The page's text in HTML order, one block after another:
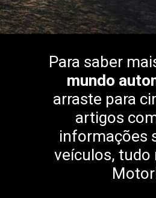
Para saber
mundo
arraste para
artigos
informações
veículos, tudo